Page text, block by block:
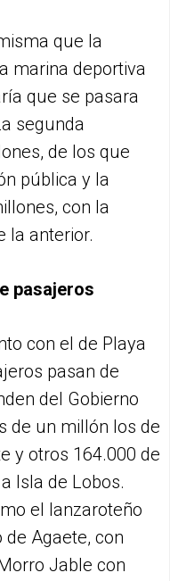
que la
marina deportiva
que se pasara
segunda
de los que
pública y la
con la
la anterior.
pasajeros
con el de Playa
pasan de
del Gobierno
de un millón los de
y otros 164.000 de
Isla de Lobos.
el lanzaroteño
Agaete, con
Jable con